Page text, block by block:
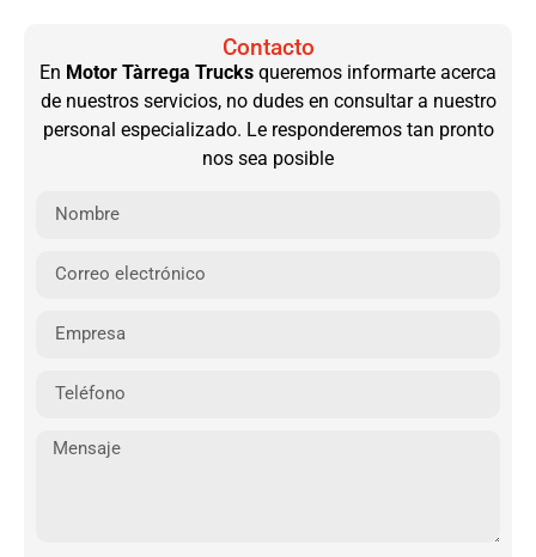
Contacto
En Motor Tàrrega Trucks queremos informarte acerca
de nuestros servicios, no dudes en consultar a nuestro
personal especializado. Le responderemos tan pronto
nos sea posible